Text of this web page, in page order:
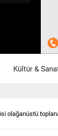
Kültür &
olağanüstü